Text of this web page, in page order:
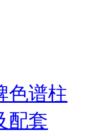
色谱柱
配套